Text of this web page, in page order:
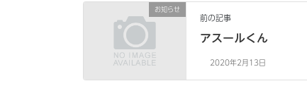
お知らせ
前の記事
アスールくん
2020年2月13日